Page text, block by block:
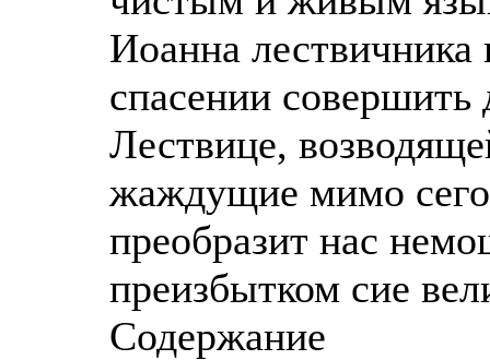
Иоанна
спасении совершить
Лествице,
жаждущие мимо
преобразит нас
преизбытком сие
Содержание